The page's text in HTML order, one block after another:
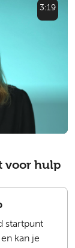
3:19
voor hulp
startpunt
kan je